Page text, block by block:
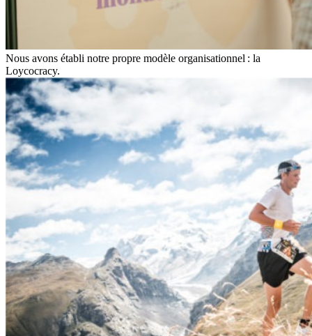
Nous avons établi notre propre modèle organisationnel : la
Loycocracy.